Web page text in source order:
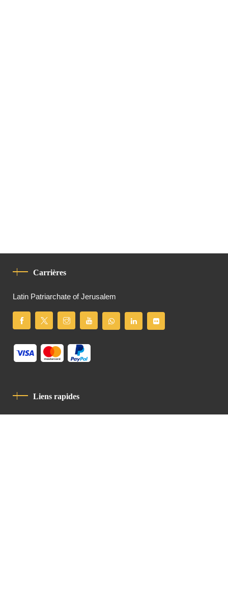
Carrières
Latin Patriarchate of Jerusalem
Liens rapides